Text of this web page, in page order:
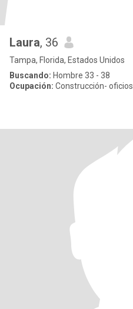
Laura, 36
Tampa, Florida, Estados Unidos
Buscando: Hombre 33 - 38
Ocupación: Construcción- oficios